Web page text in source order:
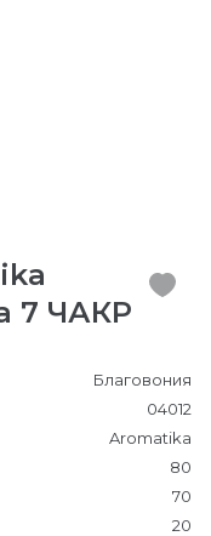
7 ЧАКР
Благовония
04012
Aromatika
80
70
20